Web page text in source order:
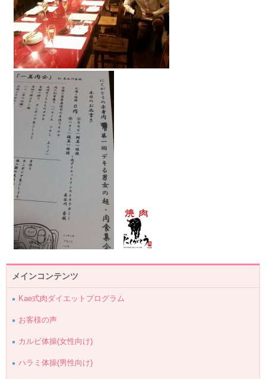
メインコンテンツ
Kae式肉ダイエットプログラム
お客様の声
カルビ体操(女性向け)
ハラミ体操(男性向け)